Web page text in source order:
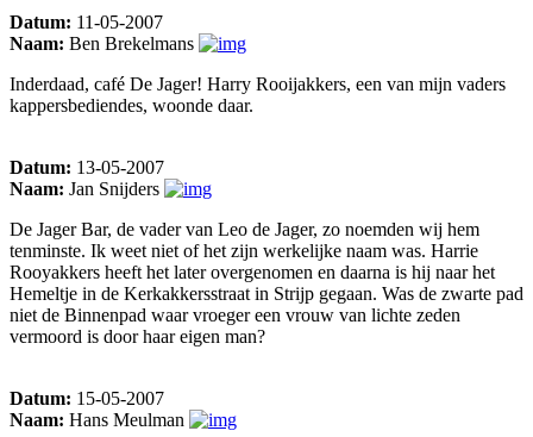
Datum: 11-05-2007
Naam: Ben Brekelmans
Inderdaad, café De Jager! Harry Rooijakkers, een van mijn vaders
kappersbediendes, woonde daar.
Datum: 13-05-2007
Naam: Jan Snijders
De Jager Bar, de vader van Leo de Jager, zo noemden wij hem
tenminste. Ik weet niet of het zijn werkelijke naam was. Harrie
Rooyakkers heeft het later overgenomen en daarna is hij naar het
Hemeltje in de Kerkakkersstraat in Strijp gegaan. Was de zwarte pad
niet de Binnenpad waar vroeger een vrouw van lichte zeden
vermoord is door haar eigen man?
Datum: 15-05-2007
Naam: Hans Meulman